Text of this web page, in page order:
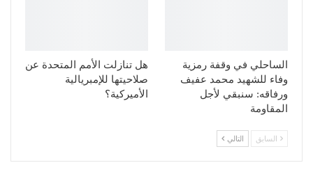
الساحلي في وقفة رمزية
وفاء للشهيد محمد عفيف
ورفاقه: سنبقي لأجل
المقاومة
هل تنازلت الأمم المتحدة عن
صلاحيتها للإمبريالية
الأميركية؟
السابق التالي